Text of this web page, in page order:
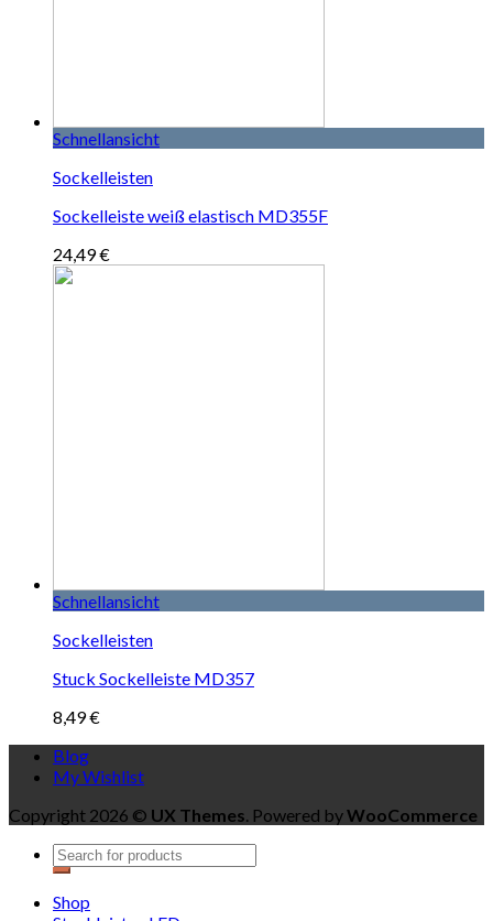
Schnellansicht
Sockelleisten
Sockelleiste weiß elastisch MD355F
24,49€
Schnellansicht
Sockelleisten
Stuck Sockelleiste MD357
8,49€
Blog
My Wishlist
Copyright 2026 © UX Themes. Powered byWooCommerce
Shop